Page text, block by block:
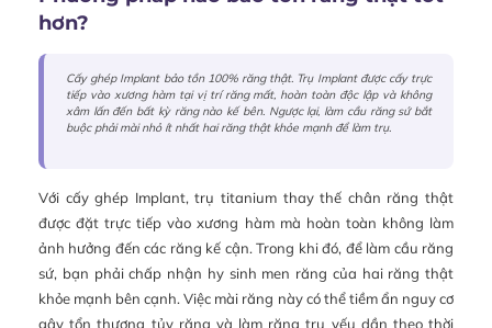
hơn?
Cấy ghép Implant bảo tồn 100% răng thật. Trụ Implant được cấy trực
tiếp vào xương hàm tại vị trí răng mất, hoàn toàn độc lập và không
xâm lấn đến bất kỳ răng nào kế bên. Ngược lại, làm cầu răng sứ bắt
buộc phải mài nhỏ ít nhất hai răng thật khỏe mạnh để làm trụ.
Với cấy ghép Implant, trụ titanium thay thế chân răng thật
được đặt trực tiếp vào xương hàm mà hoàn toàn không làm
ảnh hưởng đến các răng kế cận. Trong khi đó, để làm cầu răng
sứ, bạn phải chấp nhận hy sinh men răng của hai răng thật
khỏe mạnh bên cạnh. Việc mài răng này có thể tiềm ẩn nguy cơ
gây tổn thương tủy răng và làm răng trụ yếu dần theo thời